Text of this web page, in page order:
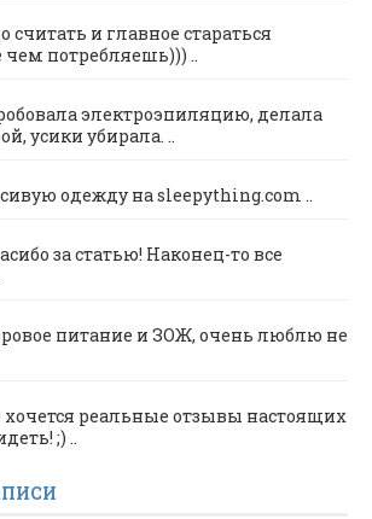
считать и главное стараться
потребляешь))) ..
электроэпиляцию, делала
усики убирала. ..
одежду на sleepything.com ..
за статью! Наконец-то все
питание и ЗОЖ, очень люблю не
реальные отзывы настоящих
;) ..